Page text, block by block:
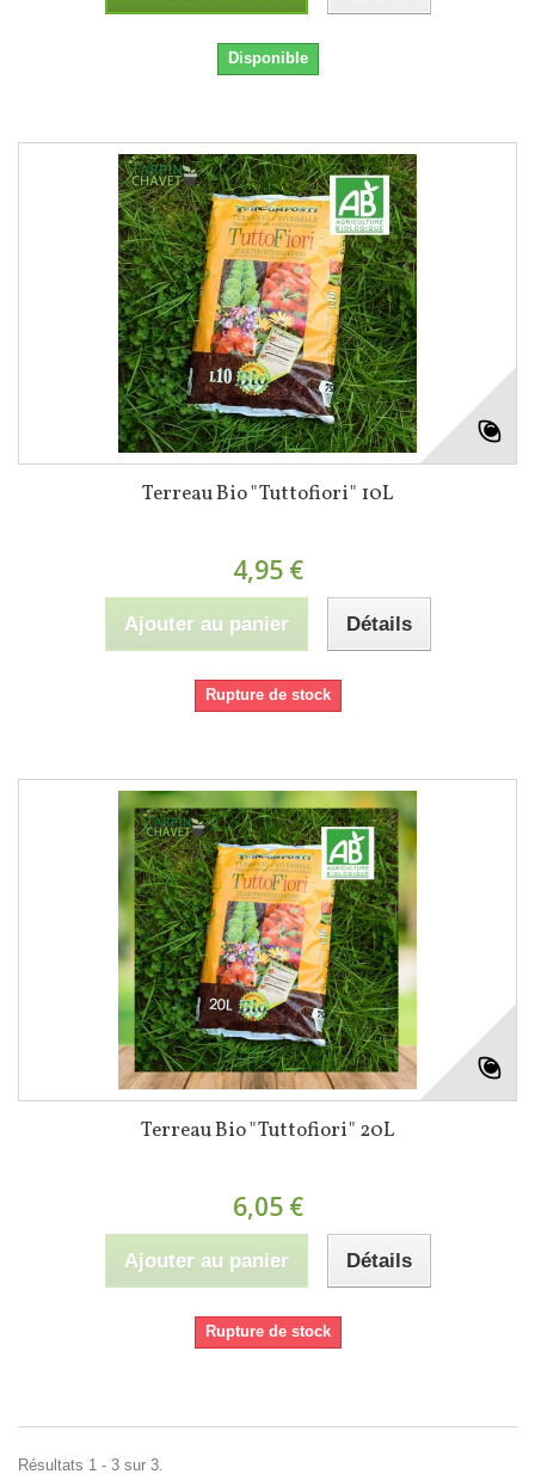
Disponible
Terreau Bio "Tuttofiori" 10L
4,95 €
Ajouter au panier Détails
Rupture de stock
Terreau Bio "Tuttofiori" 20L
6,05 €
Ajouter au panier Détails
Rupture de stock
Résultats 1 - 3 sur 3.